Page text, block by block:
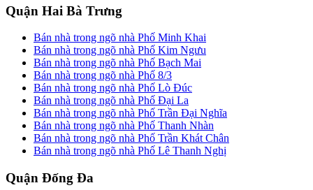
Quận Hai Bà Trưng
Bán nhà trong ngõ nhà Phố Minh Khai
Bán nhà trong ngõ nhà Phố Kim Ngưu
Bán nhà trong ngõ nhà Phố Bạch Mai
Bán nhà trong ngõ nhà Phố 8/3
Bán nhà trong ngõ nhà Phố Lò Đúc
Bán nhà trong ngõ nhà Phố Đại La
Bán nhà trong ngõ nhà Phố Trần Đại Nghĩa
Bán nhà trong ngõ nhà Phố Thanh Nhàn
Bán nhà trong ngõ nhà Phố Trần Khát Chân
Bán nhà trong ngõ nhà Phố Lê Thanh Nghị
Quận Đống Đa